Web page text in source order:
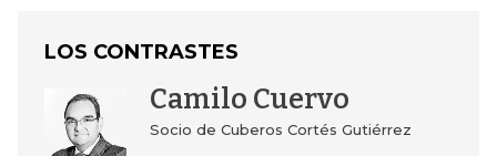
LOS CONTRASTES
Camilo Cuervo
Socio de Cuberos Cortés Gutiérrez